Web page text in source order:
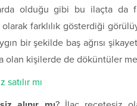
olduğu gibi bu ilaçta da
olarak farklılık gösterdiği
bir şekilde baş ağrısı
olan kişilerde de döküntüler
mı